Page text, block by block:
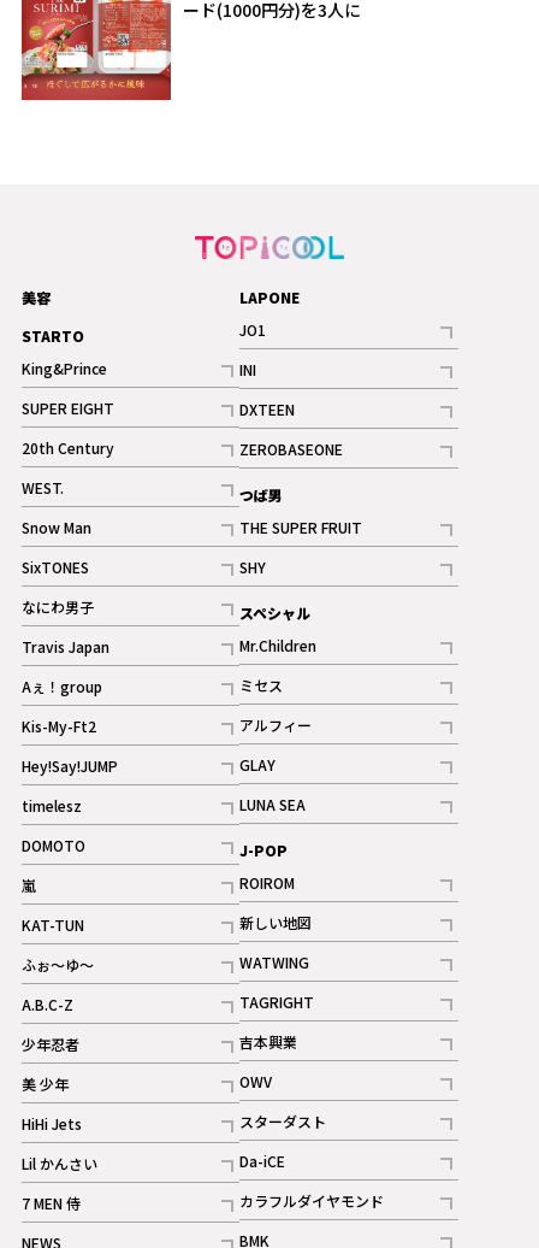
ード(1000円分)を3人に
美容
STARTO
King&Prince
記事
SUPER EIGHT
記事
20th Century
記事
WEST.
記事
Snow Man
記事
ギャラリー
SixTONES
記事
ギャラリー
なにわ男子
記事
Travis Japan
記事
Aぇ！group
記事
Kis-My-Ft2
記事
ギャラリー
Hey!Say!JUMP
記事
timelesz
記事
DOMOTO
記事
嵐
記事
KAT-TUN
記事
ふぉ～ゆ～
記事
A.B.C-Z
記事
ギャラリー
少年忍者
記事
美 少年
記事
HiHi Jets
記事
Lil かんさい
記事
7 MEN 侍
記事
NEWS
LAPONE
JO1
記事
INI
記事
ギャラリー
DXTEEN
記事
ギャラリー
ZEROBASEONE
記事
つば男
THE SUPER FRUIT
記事
SHY
記事
スペシャル
Mr.Children
記事
ミセス
記事
アルフィー
記事
GLAY
記事
LUNA SEA
記事
J-POP
ROIROM
記事
新しい地図
記事
WATWING
記事
TAGRIGHT
記事
吉本興業
記事
OWV
記事
ギャラリー
スターダスト
記事
Da-iCE
記事
カラフルダイヤモンド
記事
BMK